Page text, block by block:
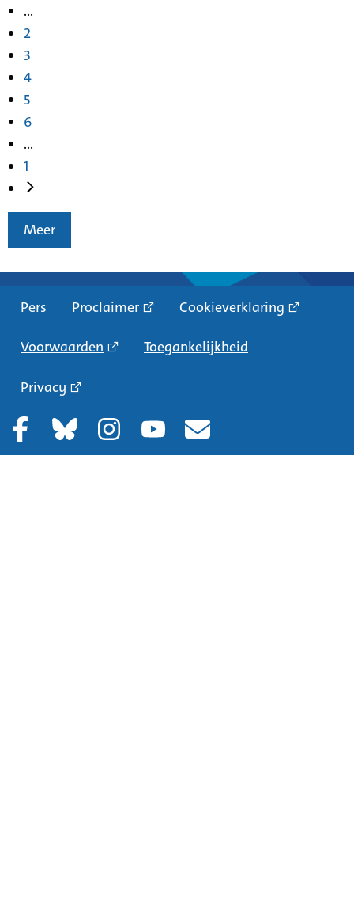
...
2
3
4
5
6
...
1
Meer
Pers Proclaimer Cookieverklaring
Voorwaarden Toegankelijkheid
Privacy